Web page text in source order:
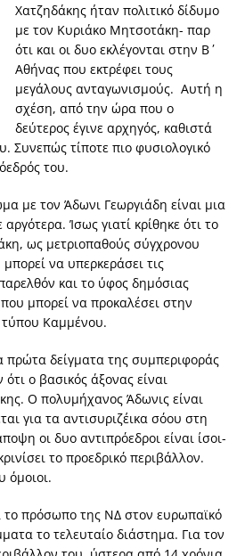
Χατζηδάκης ήταν πολιτικό δίδυμο
με τον Κυριάκο Μητσοτάκη- παρ
ότι και οι δυο εκλέγονται στην Β΄
Αθήνας που εκτρέφει τους
μεγάλους ανταγωνισμούς. Αυτή η
σχέση, από την ώρα που ο
δεύτερος έγινε αρχηγός, καθιστά
Συνεπώς τίποτε πιο φυσιολογικό
του.
με τον Άδωνι Γεωργιάδη είναι μια
Ίσως γιατί κρίθηκε ότι το
ως μετριοπαθούς σύγχρονου
να υπερκεράσει τις
και το ύφος δημόσιας
μπορεί να προκαλέσει στην
Καμμένου.
πρώτα δείγματα της συμπεριφοράς
ο βασικός άξονας είναι
Ο πολυμήχανος Άδωνις είναι
για τα αντισυριζέικα σόου στη
οι δυο αντιπρόεδροι είναι ίσοι-
το προεδρικό περιβάλλον.
όμοιοι.
το πρόσωπο της ΝΔ στον ευρωπαϊκό
το τελευταίο διάστημα. Για τον